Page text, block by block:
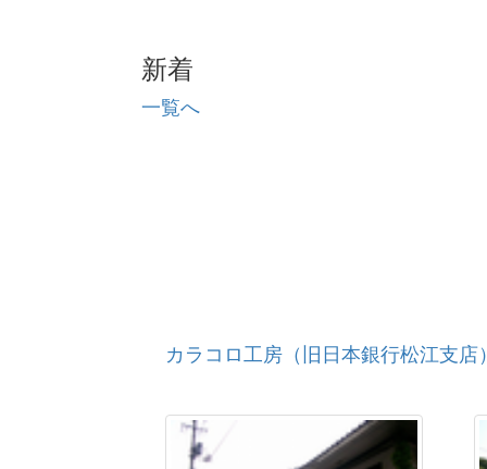
新着
一覧へ
カラコロ工房（旧日本銀行松江支店